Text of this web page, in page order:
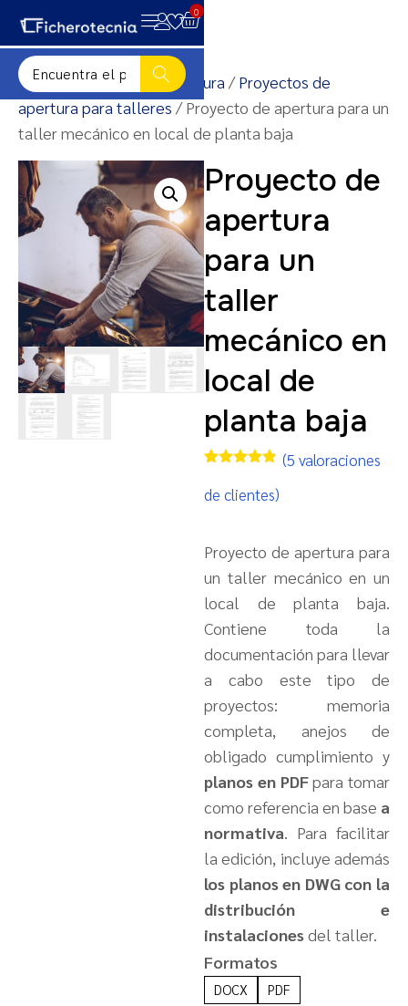
0
Inicio/Proyectos de apertura /Proyectos de
apertura para talleres / Proyecto de apertura para un
taller mecánico en local de planta baja
Proyecto de
apertura
para un
taller
mecánico en
local de
planta baja
con4.75
de 5 en
de
clientes
(5 valoraciones
de clientes)
Proyecto de apertura para
un taller mecánico en un
local de planta baja.
Contiene toda la
documentación para llevar
a cabo este tipo de
proyectos: memoria
completa, anejos de
obligado cumplimiento y
planos en PDFpara tomar
como referencia en base a
normativa. Para facilitar
la edición, incluye además
los planos en DWG con la
distribución e
instalacionesdel taller.
Formatos
DOCX PDF